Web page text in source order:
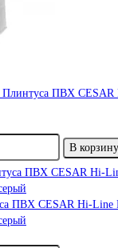
Плинтуса ПВХ CESAR
В корзину
ПВХ CESAR Hi-Line